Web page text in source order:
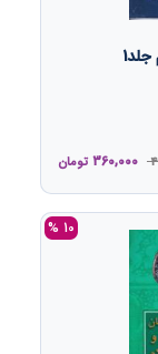
360,000 تومان
10 %